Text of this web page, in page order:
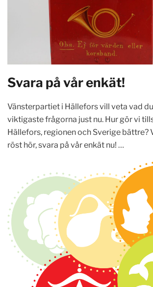
Svara på vår enkät!
Vänsterpartiet i Hällefors vill veta vad
viktigaste frågorna just nu. Hur gör vi
Hällefors, regionen och Sverige bättre?
röst hör, svara på vår enkät nu! …